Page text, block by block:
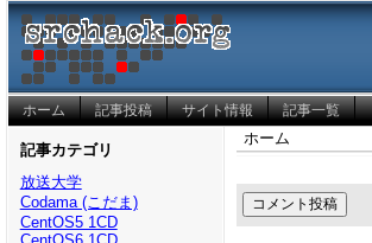
ホーム 記事投稿 サイト情報 記事一覧
記事カテゴリ
放送大学
Codama (こだま)
CentOS5 1CD
ホーム